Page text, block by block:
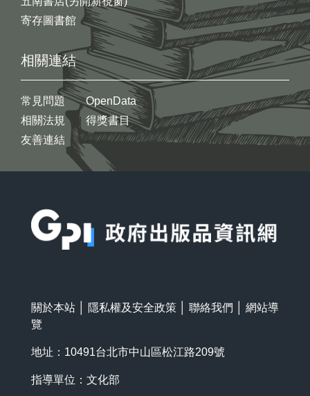
寄存圖書館
相關連結
常見問題
相關法規
友善連結
OpenData
得獎書目
關於本站 隱私權及安全政策 聯絡我們
網站導
覽
地址：10491台北市中山區松江路209號
指導單位：文化部